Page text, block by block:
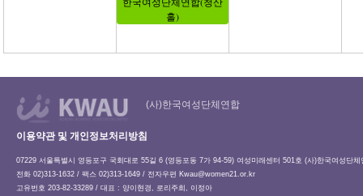
홀)
(사)한국여성단체연합
이용약관 및 개인정보처리방침
07229 서울특별시 영등포구 국회대로 55길 6 (영등포동 7가 94-59) 여성미래센터 501호 (사)한국여성단체
전화 02)313-1632 / 팩스 02)313-1649 / 전자우편 Kwau@women21.or.kr
고유번호 203-82-33289 / 대표 : 양이현경, 로리주희, 이정아